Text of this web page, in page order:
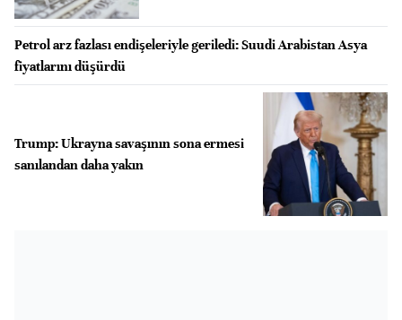
Petrol arz fazlası endişeleriyle geriledi: Suudi Arabistan Asya
fiyatlarını düşürdü
Trump: Ukrayna savaşının sona ermesi
sanılandan daha yakın